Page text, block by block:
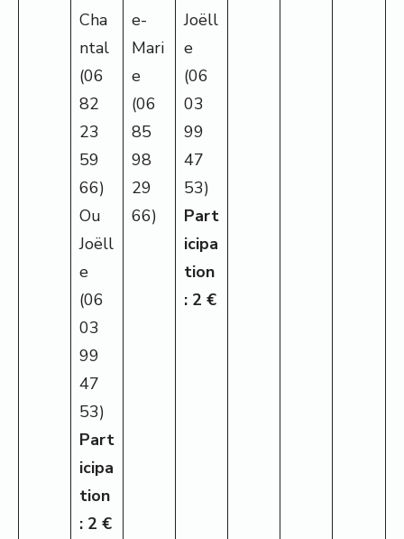
Cha
ntal
(06
82
23
59
66)
Ou
Joëll
e
(06
03
99
47
53)
Part
icipa
tion
: 2 €
e-
Mari
e
(06
85
98
29
66)
Joëll
e
(06
03
99
47
53)
Part
icipa
tion
: 2 €